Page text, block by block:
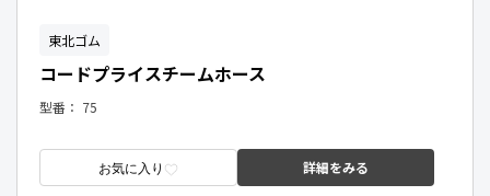
東北ゴム
コードプライスチームホース
型番： 75
お気に入り 詳細をみる